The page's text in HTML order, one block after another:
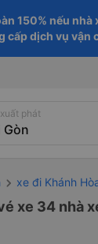
150% nếu nhà
cấp dịch vụ vận
phát
xe đi Khánh
xe 34 nhà